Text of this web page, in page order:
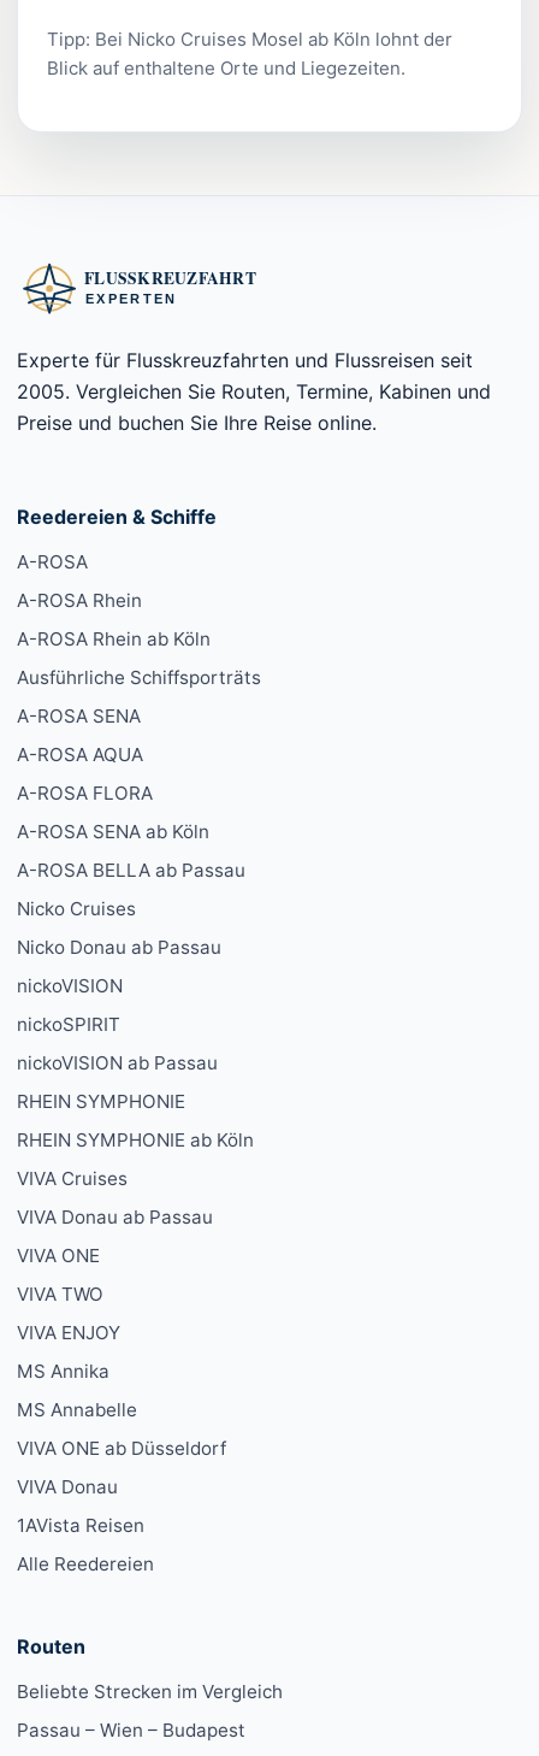
Tipp: Bei Nicko Cruises Mosel ab Köln lohnt der
Blick auf enthaltene Orte und Liegezeiten.
Experte für Flusskreuzfahrten und Flussreisen seit
2005. Vergleichen Sie Routen, Termine, Kabinen und
Preise und buchen Sie Ihre Reise online.
Reedereien & Schiffe
A-ROSA
A-ROSA Rhein
A-ROSA Rhein ab Köln
Ausführliche Schiffsporträts
A-ROSA SENA
A-ROSA AQUA
A-ROSA FLORA
A-ROSA SENA ab Köln
A-ROSA BELLA ab Passau
Nicko Cruises
Nicko Donau ab Passau
nickoVISION
nickoSPIRIT
nickoVISION ab Passau
RHEIN SYMPHONIE
RHEIN SYMPHONIE ab Köln
VIVA Cruises
VIVA Donau ab Passau
VIVA ONE
VIVA TWO
VIVA ENJOY
MS Annika
MS Annabelle
VIVA ONE ab Düsseldorf
VIVA Donau
1AVista Reisen
Alle Reedereien
Routen
Beliebte Strecken im Vergleich
Passau – Wien – Budapest